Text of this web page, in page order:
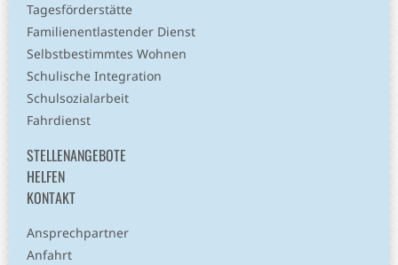
Tagesförderstätte
Familienentlastender Dienst
Selbstbestimmtes Wohnen
Schulische Integration
Schulsozialarbeit
Fahrdienst
STELLENANGEBOTE
HELFEN
KONTAKT
Ansprechpartner
Anfahrt